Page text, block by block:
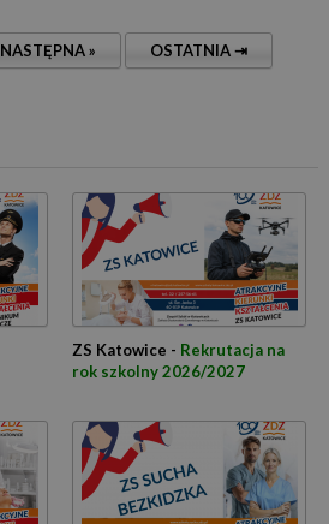
NASTĘPNA» OSTATNIA⇥
ZS Katowice - Rekrutacja na
rok szkolny 2026/2027